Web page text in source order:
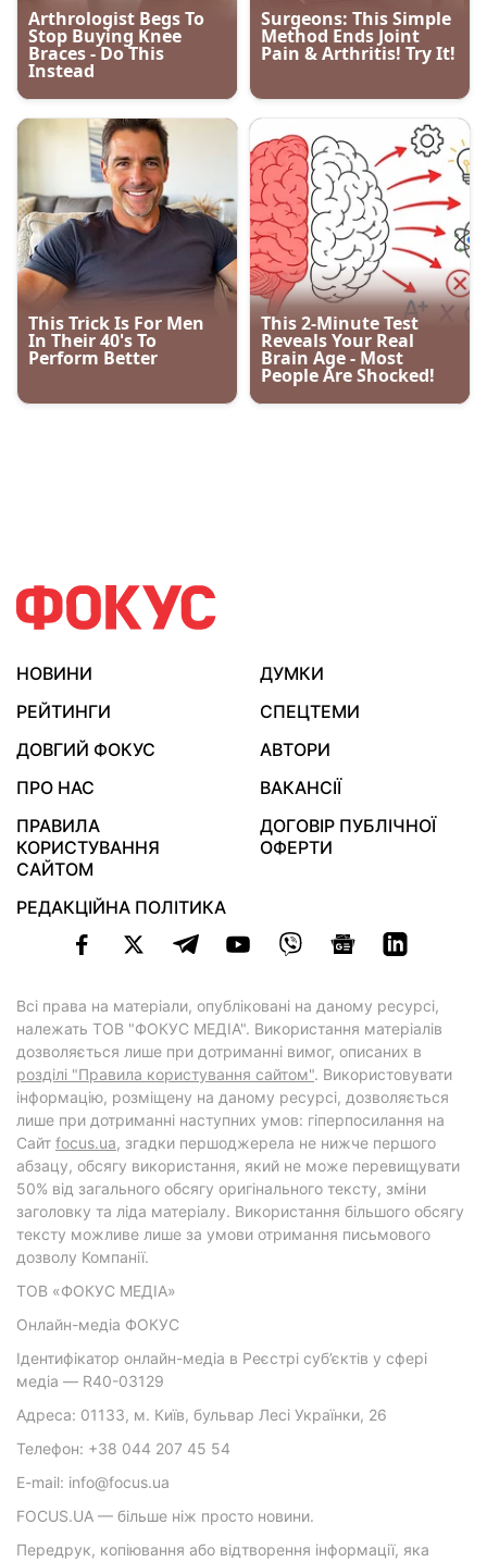
НОВИНИ
ДУМКИ
РЕЙТИНГИ
СПЕЦТЕМИ
ДОВГИЙ ФОКУС
АВТОРИ
ПРО НАС
ВАКАНСІЇ
ПРАВИЛА
КОРИСТУВАННЯ
САЙТОМ
ДОГОВІР ПУБЛІЧНОЇ
ОФЕРТИ
РЕДАКЦІЙНА ПОЛІТИКА
Всі права на матеріали, опубліковані на даному ресурсі,
належать ТОВ "ФОКУС МЕДІА". Використання матеріалів
дозволяється лише при дотриманні вимог, описаних в
розділі "Правила користування сайтом". Використовувати
інформацію, розміщену на даному ресурсі, дозволяється
лише при дотриманні наступних умов: гіперпосилання на
Cайт focus.ua, згадки першоджерела не нижче першого
абзацу, обсягу використання, який не може перевищувати
50% від загального обсягу оригінального тексту, зміни
заголовку та ліда матеріалу. Використання більшого обсягу
тексту можливе лише за умови отримання письмового
дозволу Компанії.
ТОВ «ФОКУС МЕДІА»
Онлайн-медіа ФОКУС
Ідентифікатор онлайн-медіа в Реєстрі суб’єктів у сфері
медіа — R40-03129
Адреса: 01133, м. Київ, бульвар Лесі Українки, 26
Телефон: +38 044 207 45 54
E-mail: info@focus.ua
FOCUS.UA — більше ніж просто новини.
Передрук, копіювання або відтворення інформації, яка